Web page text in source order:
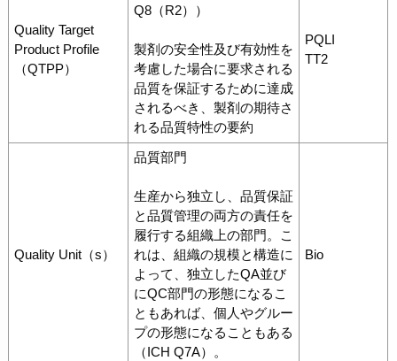
Quality Target
Product Profile
（QTPP）
Q8（R2））
製剤の安全性及び有効性を
考慮した場合に要求される
品質を保証するために達成
されるべき、製剤の期待さ
れる品質特性の要約
PQLI
TT2
Quality Unit（s）
品質部門
生産から独立し、品質保証
と品質管理の両方の責任を
履行する組織上の部門。こ
れは、組織の規模と構造に
よって、独立したQA並び
にQC部門の形態になるこ
ともあれば、個人やグルー
プの形態になることもある
（ICH Q7A）。
Bio